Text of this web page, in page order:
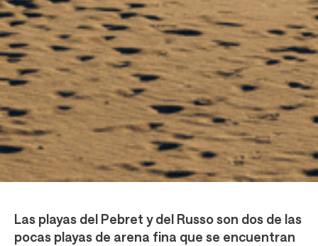
Las playas del Pebret y del Russo son dos de las
pocas playas de arena fina que se encuentran